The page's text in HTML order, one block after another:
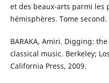
et des beaux-arts parmi les
hémisphères. Tome
BARAKA, Amiri. Digging:
classical music. Berkeley;
California Press, 2009.